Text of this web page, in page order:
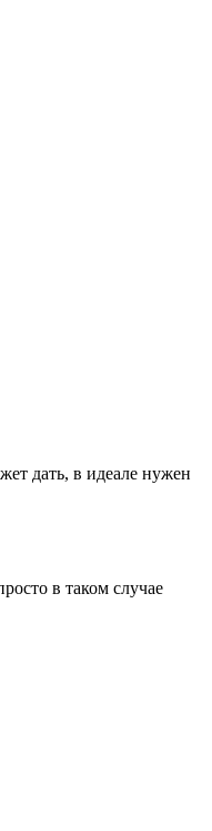
дать, в идеале нужен
в таком случае